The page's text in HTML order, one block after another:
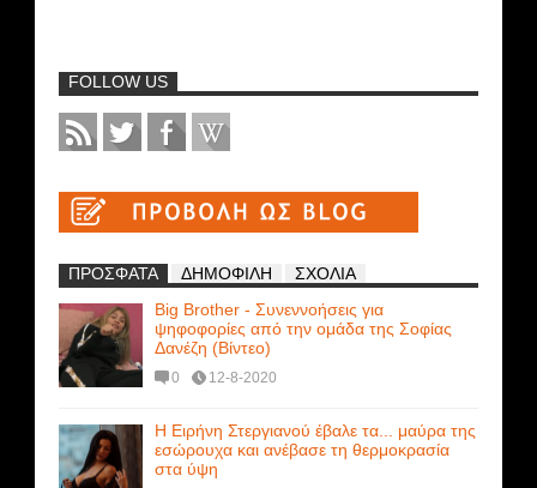
FOLLOW US
ΠΡΟΣΦΑΤΑ ΔΗΜΟΦΙΛΗ
ΣΧΟΛΙΑ
Big Brother - Συνεννοήσεις για
ψηφοφορίες από την ομάδα της Σοφίας
Δανέζη (Βίντεο)
0 12-8-2020
Η Ειρήνη Στεργιανού έβαλε τα... μαύρα της
εσώρουχα και ανέβασε τη θερμοκρασία
στα ύψη